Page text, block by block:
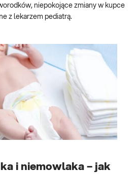
niepokojące zmiany w kupce
z lekarzem pediatrą.
i niemowlaka – jak